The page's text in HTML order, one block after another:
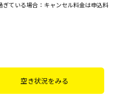
ている場合：キャンセル料金は申込料
空き状況をみる